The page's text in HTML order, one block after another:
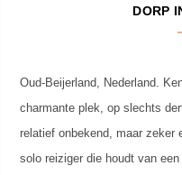
DORP
Oud-Beijerland, Nederland.
charmante plek, op slechts
relatief onbekend, maar zeker
solo reiziger die houdt van